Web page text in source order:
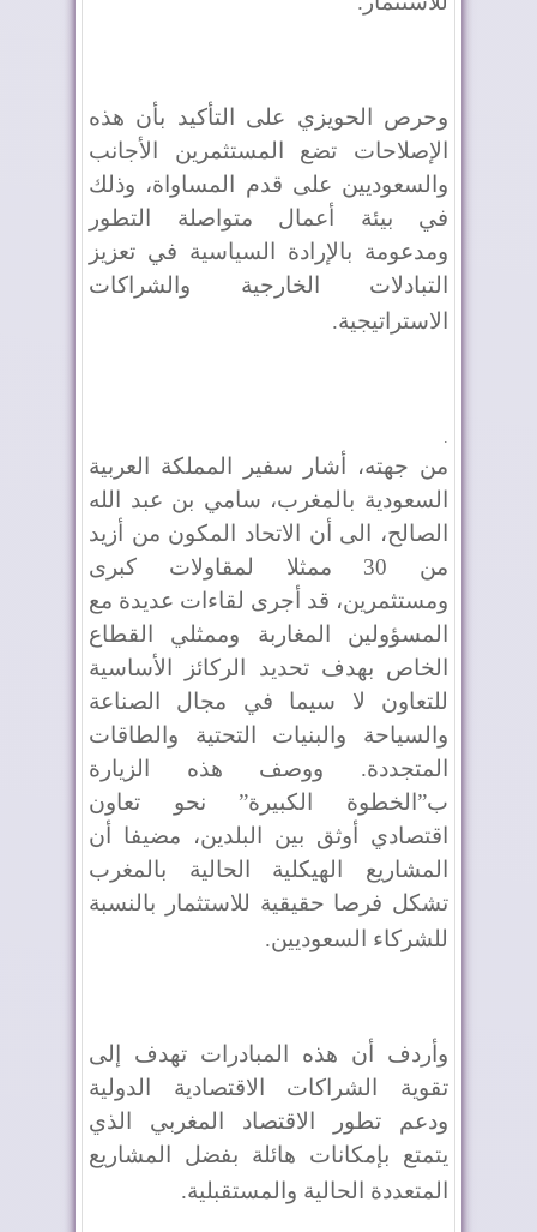
وحرص الحويزي على التأكيد بأن هذه
الإصلاحات تضع المستثمرين الأجانب
والسعوديين على قدم المساواة، وذلك
في بيئة أعمال متواصلة التطور
ومدعومة بالإرادة السياسية في تعزيز
التبادلات الخارجية والشراكات
الاستراتيجية.
.
من جهته، أشار سفير المملكة العربية
السعودية بالمغرب، سامي بن عبد الله
الصالح، الى أن الاتحاد المكون من أزيد
من 30 ممثلا لمقاولات كبرى
ومستثمرين، قد أجرى لقاءات عديدة مع
المسؤولين المغاربة وممثلي القطاع
الخاص بهدف تحديد الركائز الأساسية
للتعاون لا سيما في مجال الصناعة
والسياحة والبنيات التحتية والطاقات
المتجددة. ووصف هذه الزيارة
ب”الخطوة الكبيرة” نحو تعاون
اقتصادي أوثق بين البلدين، مضيفا أن
المشاريع الهيكلية الحالية بالمغرب
تشكل فرصا حقيقية للاستثمار بالنسبة
للشركاء السعوديين.
وأردف أن هذه المبادرات تهدف إلى
تقوية الشراكات الاقتصادية الدولية
ودعم تطور الاقتصاد المغربي الذي
يتمتع بإمكانات هائلة بفضل المشاريع
المتعددة الحالية والمستقبلية.